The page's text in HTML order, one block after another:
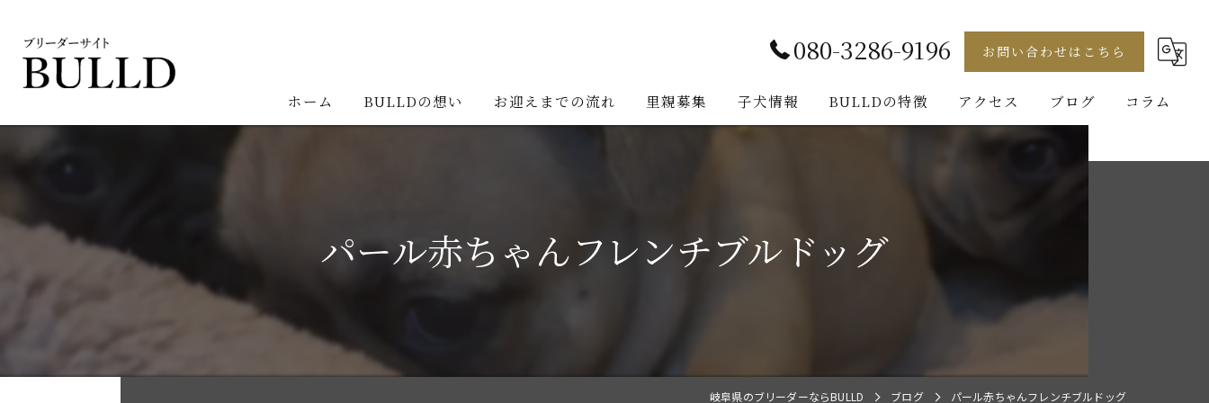
080-3286-9196 お問い合わせはこちら
ホーム BULLDの想い お迎えまでの流れ 里親募集 子犬情報 BULLDの特徴
ビションフリーゼ
アクセス ブログ コラム
パール赤ちゃんフレンチブルドッグ
岐阜県のブリーダーならBULLD ブログ パール赤ちゃんフレンチブルドッグ